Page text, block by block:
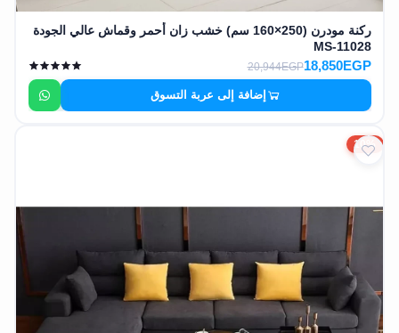
ركنة مودرن (250×160 سم) خشب زان أحمر وقماش عالي الجودة
MS-11028
18,850EGP
20,944EGP
إضافة إلى عربة التسوق
10%